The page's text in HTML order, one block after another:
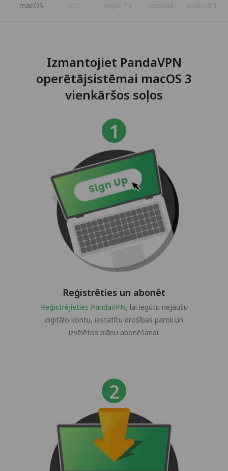
macOS iOS Apple TV Android Android TV
Izmantojiet PandaVPN
operētājsistēmai macOS 3
vienkāršos soļos
Reģistrēties un abonēt
Reģistrējieties PandaVPN, lai iegūtu nejaušu
digitālo kontu, iestatītu drošības paroli un
izvēlētos plānu abonēšanai.